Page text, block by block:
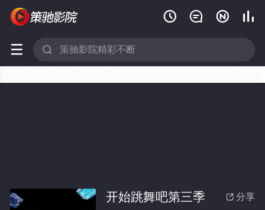
   
 
 分享
开始跳舞吧第三季